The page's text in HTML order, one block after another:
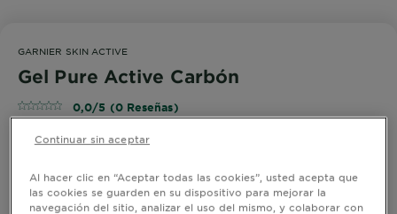
GARNIER SKIN ACTIVE
Gel Pure Active Carbón
0,0/5 (0 Reseñas)
formulado con extracto de arándanos, carbón activo
absorbente y ácido salicílico
Al hacer clic en “Aceptar todas las cookies”, usted acepta que
las cookies se guarden en su dispositivo para mejorar la
navegación del sitio, analizar el uso del mismo, y colaborar con
Continuar sin aceptar